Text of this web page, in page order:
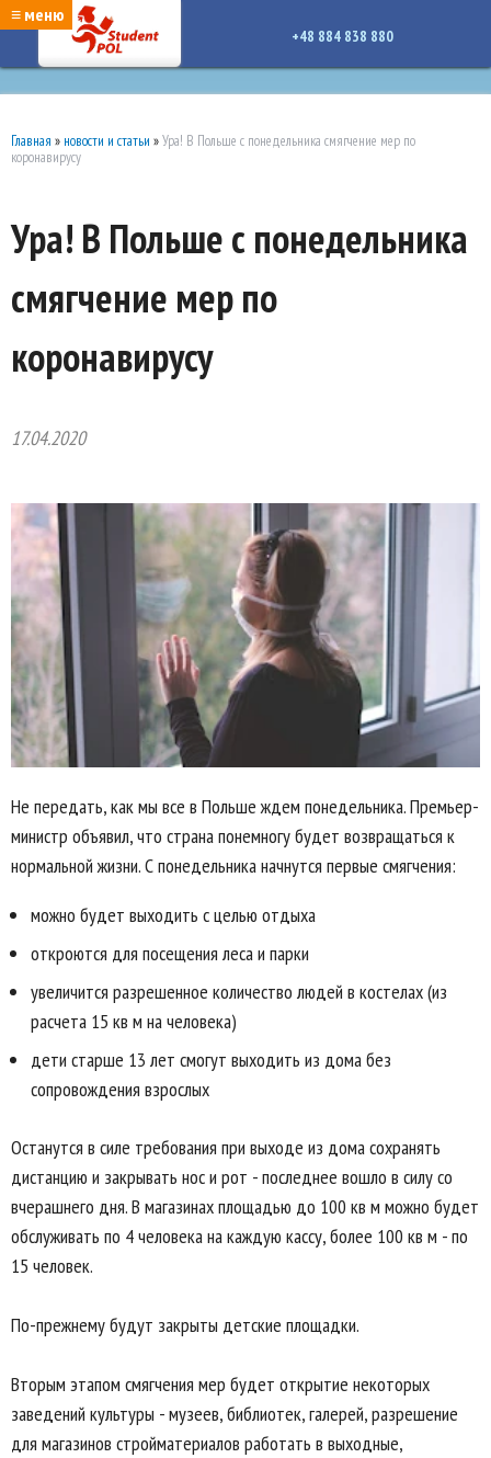
google-site-verification: google7a917c261df1566b.htmlgoogle-site-verification:
google7a917c261df1566b.html
≡ меню
+48 884 838 880
Главная » новости и статьи »Ура! В Польше с понедельника смягчение мер по
коронавирусу
Ура! В Польше с понедельника
смягчение мер по
коронавирусу
17.04.2020
Не передать, как мы все в Польше ждем понедельника. Премьер-
министр объявил, что страна понемногу будет возвращаться к
нормальной жизни. С понедельника начнутся первые смягчения:
можно будет выходить с целью отдыха
откроются для посещения леса и парки
увеличится разрешенное количество людей в костелах (из
расчета 15 кв м на человека)
дети старше 13 лет смогут выходить из дома без
сопровождения взрослых
Останутся в силе требования при выходе из дома сохранять
дистанцию и закрывать нос и рот - последнее вошло в силу со
вчерашнего дня. В магазинах площадью до 100 кв м можно будет
обслуживать по 4 человека на каждую кассу, более 100 кв м - по
15 человек.
По-прежнему будут закрыты детские площадки.
Вторым этапом смягчения мер будет открытие некоторых
заведений культуры - музеев, библиотек, галерей, разрешение
для магазинов стройматериалов работать в выходные,